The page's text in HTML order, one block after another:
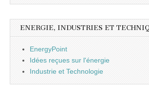
ENERGIE, INDUSTRIES ET
EnergyPoint
Idées reçues sur l'énergie
Industrie et Technologie